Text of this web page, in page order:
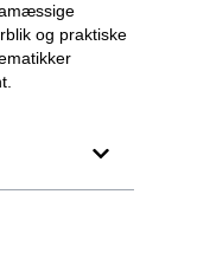
og praktiske